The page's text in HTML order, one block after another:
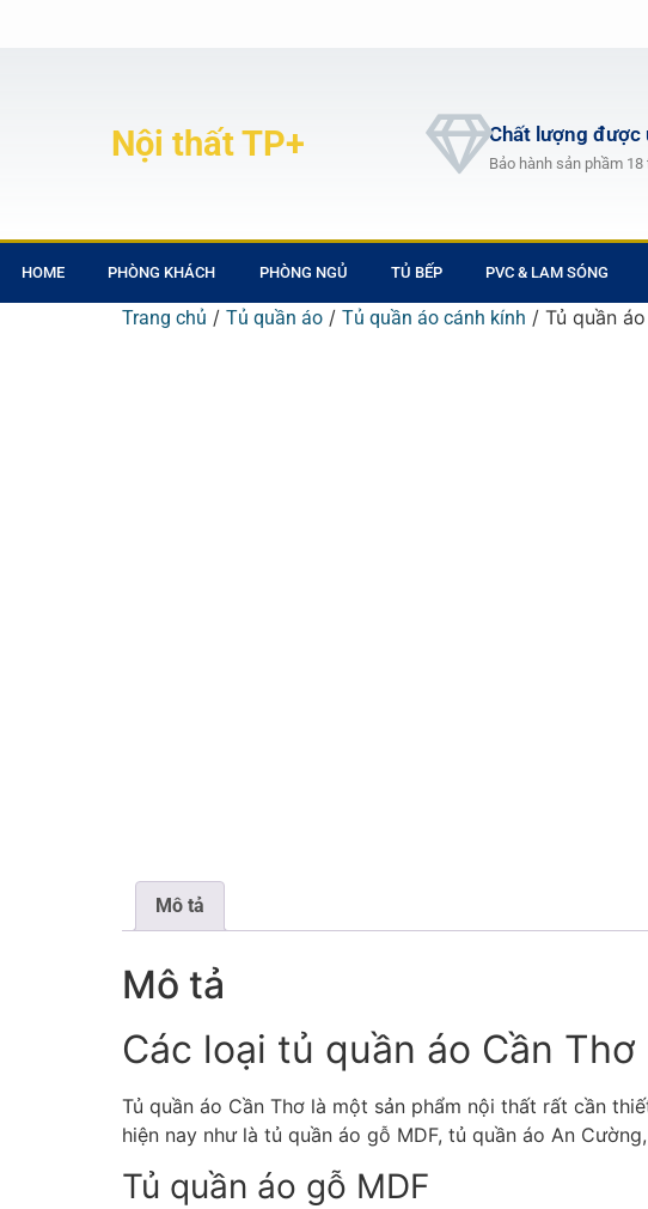
Nội thất TP+ Chất lượng được
Bảo hành sản phầm
HOME PHÒNG KHÁCH PHÒNG NGỦ TỦ BẾP PVC & LAM SÓNG
Trang chủ / Tủ quần áo / Tủ quần áo cánh kính / Tủ quần
Mô tả
Mô tả
Các loại tủ quần áo Cần Thơ
Tủ quần áo Cần Thơ là một sản phẩm nội thất rất cần
hiện nay như là tủ quần áo gỗ MDF, tủ quần áo An
Tủ quần áo gỗ MDF